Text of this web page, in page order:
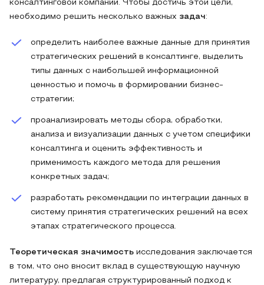
консалтинговой компании. Чтобы достичь этой цели,
необходимо решить несколько важных задач:
определить наиболее важные данные для принятия
стратегических решений в консалтинге, выделить
типы данных с наибольшей информационной
ценностью и помочь в формировании бизнес-
стратегии;
проанализировать методы сбора, обработки,
анализа и визуализации данных с учетом специфики
консалтинга и оценить эффективность и
применимость каждого метода для решения
конкретных задач;
разработать рекомендации по интеграции данных в
систему принятия стратегических решений на всех
этапах стратегического процесса.
Теоретическая значимость исследования заключается
в том, что оно вносит вклад в существующую научную
литературу, предлагая структурированный подход к